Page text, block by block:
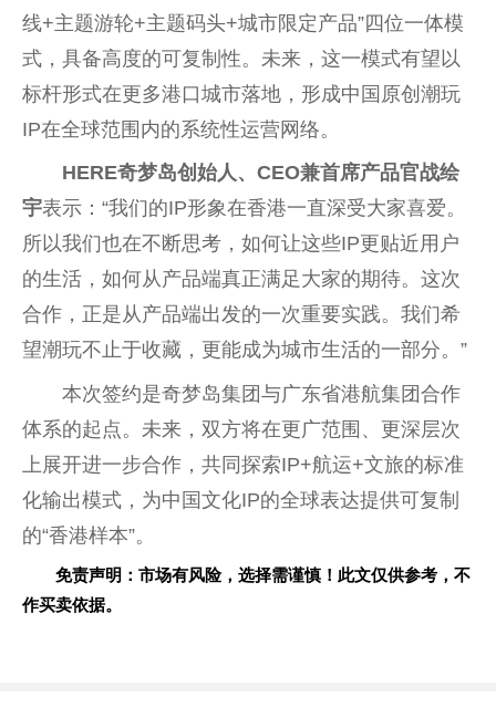
线+主题游轮+主题码头+城市限定产品”四位一体模
式，具备高度的可复制性。未来，这一模式有望以
标杆形式在更多港口城市落地，形成中国 原创潮玩
IP在全球范围内的系统性运营网络。
HERE奇梦岛创始人、CEO兼首席产品官战绘
宇表示：“我们的IP形象在香港一直深受大家喜爱。
所以我们也在不断思考，如何让这些IP更贴近用户
的生活，如何从产品端真正满足大家的期待。这次
合作，正是从产品端出发的一次重要实践。我们希
望潮玩不止于收藏，更能成为城市生活的一部分。”
本次签约是奇梦岛集团与广东省港航集团合作
体系的起点。未来，双方将在更广范围、更深层次
上展开进一步合作，共同探索IP+航运+文旅的标准
化输出模式，为中国文化IP的全球表达提供可复制
的“香港样本”。
免责声明：市场有风险，选择需谨慎！此文仅供参考，不
作买卖依据。